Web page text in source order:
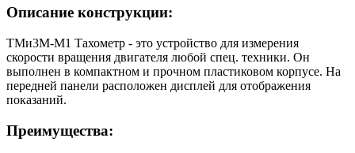
Описание конструкции:
ТМи3М-М1 Тахометр - это устройство для измерения
скорости вращения двигателя любой спец. техники. Он
выполнен в компактном и прочном пластиковом корпусе. На
передней панели расположен дисплей для отображения
показаний.
Преимущества: